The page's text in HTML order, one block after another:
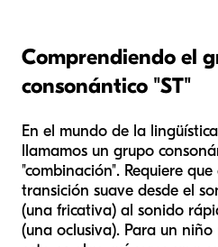
Comprendiendo el
consonántico "ST"
En el mundo de la
llamamos un grupo
"combinación". Requiere
transición suave desde el
(una fricativa) al sonido
(una oclusiva). Para un